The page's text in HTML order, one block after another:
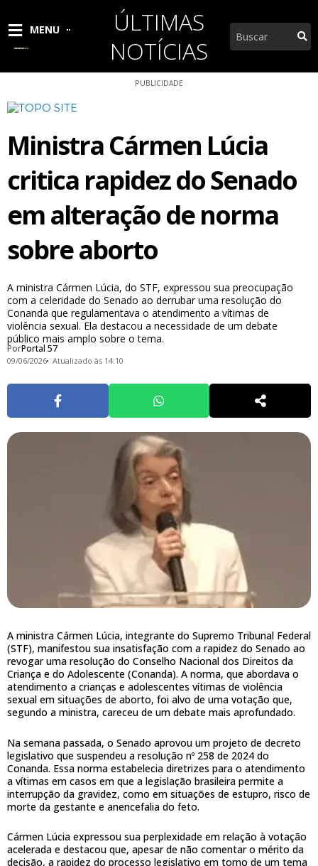
MENU
ÚLTIMAS
NOTÍCIAS
Pesquisar
PUBLICIDADE
Ministra Cármen Lúcia
critica rapidez do Senado
em alteração de norma
sobre aborto
A ministra Cármen Lúcia, do STF, expressou sua preocupação
com a celeridade do Senado ao derrubar uma resolução do
Conanda que regulamentava o atendimento a vítimas de
violência sexual. Ela destacou a necessidade de um debate
público mais amplo sobre o tema.
PorPortal 57
09/06/2026 Atualizado às 14:10
A ministra Cármen Lúcia, integrante do Supremo Tribunal Federal
(STF), manifestou sua insatisfação com a rapidez do Senado ao
revogar uma resolução do Conselho Nacional dos Direitos da
Criança e do Adolescente (Conanda). A norma, que abordava o
atendimento a crianças e adolescentes vítimas de violência
sexual em situações de aborto, foi alvo de uma votação que,
segundo a ministra, careceu de um debate mais aprofundado.
Na semana passada, o Senado aprovou um projeto de decreto
legislativo que suspendeu a resolução nº 258 de 2024 do
Conanda. Essa norma estabelecia diretrizes para o atendimento
a vítimas em casos em que a legislação brasileira permite a
interrupção da gravidez, como em situações de estupro, risco de
morte da gestante e anencefalia do feto.
Cármen Lúcia expressou sua perplexidade em relação à votação
acelerada e destacou que, apesar de não comentar o mérito da
decisão, a rapidez do processo legislativo em torno de um tema